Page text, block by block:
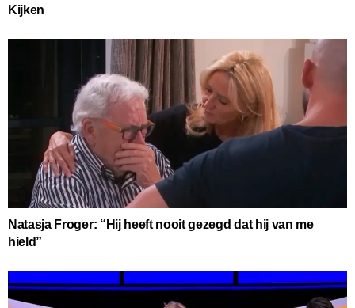
Kijken
Natasja Froger: “Hij heeft nooit gezegd dat hij van me
hield”